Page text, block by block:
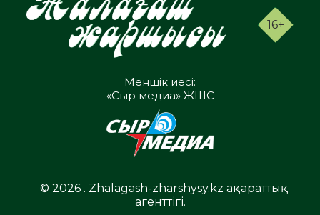
16+
Меншік иесі:
«Сыр медиа» ЖШС
© 2026 . Zhalagash-zharshysy.kz ақпараттық
агенттігі.